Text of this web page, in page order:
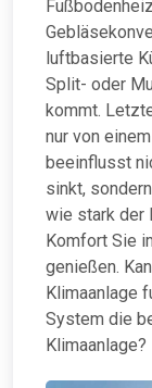
luftbasierte
Split- oder
kommt.
nur von
beeinflusst
sinkt,
wie stark der
Komfort Sie
genießen.
Klimaanlage
System die
Klimaanlage?